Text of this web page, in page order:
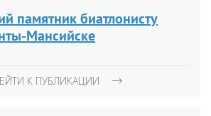
памятник биатлонисту
Мансийске
К ПУБЛИКАЦИИ